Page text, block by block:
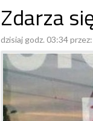
Zdarza
dzisiaj godz. 03:34 przez: